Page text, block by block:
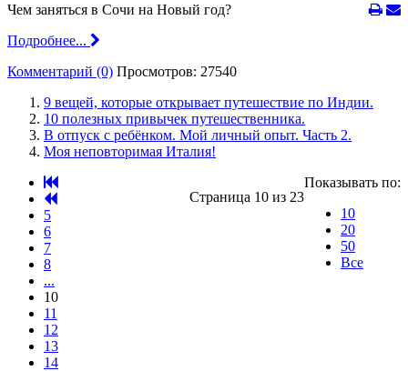
Чем заняться в Сочи на Новый год?
Подробнее...
Комментарий (0) Просмотров: 27540
9 вещей, которые открывает путешествие по Индии.
10 полезных привычек путешественника.
В отпуск с ребёнком. Мой личный опыт. Часть 2.
Моя неповторимая Италия!
Показывать по:
10
20
50
Все
Страница 10 из 23
5
6
7
8
...
10
11
12
13
14